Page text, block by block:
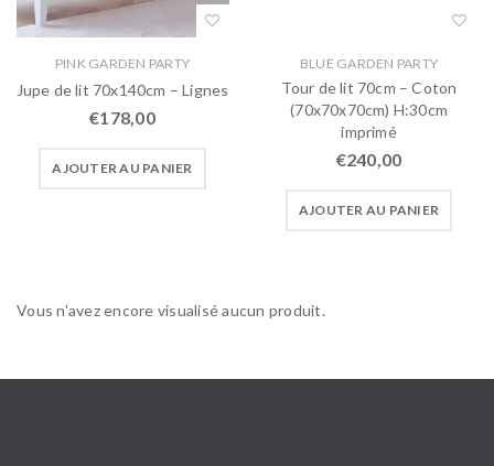
PINK GARDEN PARTY
Jupe de lit 70x140cm – Lignes
€178,00
AJOUTER AU PANIER
BLUE GARDEN PARTY
Tour de lit 70cm – Coton
(70x70x70cm) H:30cm
imprimé
€240,00
AJOUTER AU PANIER
Vous n'avez encore visualisé aucun produit.